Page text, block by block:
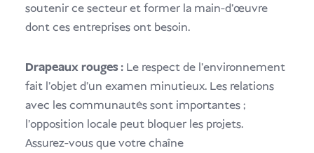
soutenir ce secteur et former la main-d'œuvre
dont ces entreprises ont besoin.
Drapeaux rouges : Le respect de l'environnement
fait l'objet d'un examen minutieux. Les relations
avec les communautés sont importantes ;
l'opposition locale peut bloquer les projets.
Assurez-vous que votre chaîne